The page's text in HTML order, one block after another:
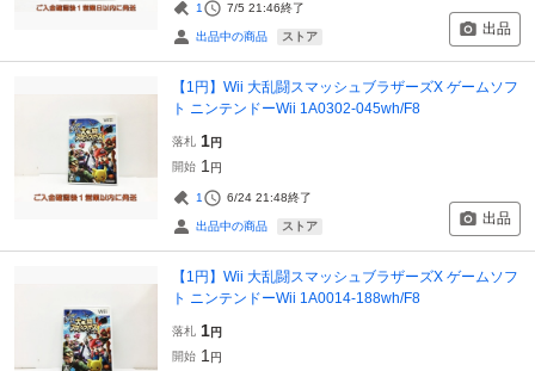
1 7/5 21:46終了
出品中の商品 ストア 出品
【1円】Wii 大乱闘スマッシュブラザーズX ゲームソフ
ト ニンテンドーWii 1A0302-045wh/F8
落札 1円
開始 1 円
1 6/24 21:48終了
出品中の商品 ストア 出品
【1円】Wii 大乱闘スマッシュブラザーズX ゲームソフ
ト ニンテンドーWii 1A0014-188wh/F8
落札 1円
開始 1 円